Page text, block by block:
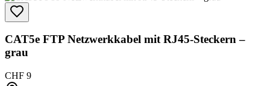
CAT5e FTP Netzwerkkabel mit RJ45-Steckern –
grau
CHF 9